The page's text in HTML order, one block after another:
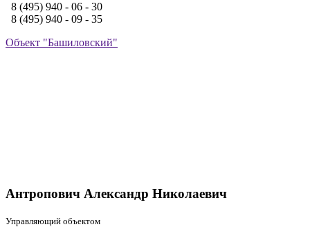
8 (495) 940 - 06 - 30
8 (495) 940 - 09 - 35
Объект "Башиловский"
Антропович Александр Николаевич
Управляющий объектом